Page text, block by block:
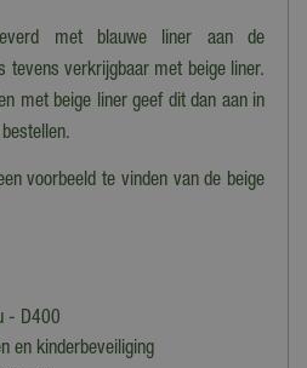
met blauwe liner aan de
tevens verkrijgbaar met beige liner.
met beige liner geef dit dan aan in
voorbeeld te vinden van de beige
- D400
en kinderbeveiliging